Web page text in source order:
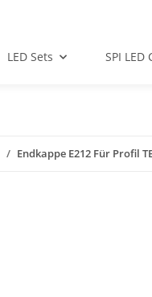
LED Sets SPI
Endkappe E212 Für Profil